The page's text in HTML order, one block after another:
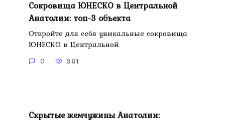
Сокровища ЮНЕСКО в Центральной
Анатолии: топ-3 объекта
Откройте для себя уникальные сокровища
ЮНЕСКО в Центральной
0 361
Скрытые жемчужины Анатолии: